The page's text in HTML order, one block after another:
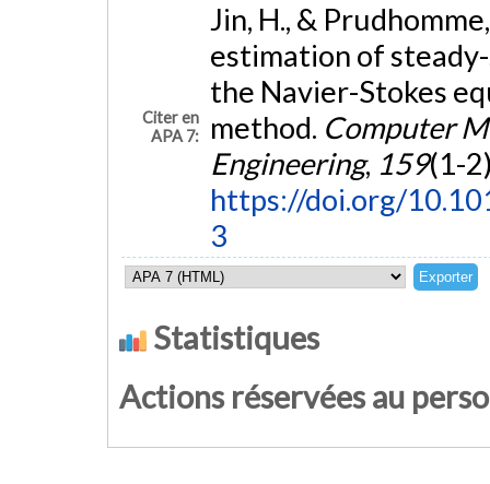
Citer en
APA 7:
Jin, H., &
estimation of
the Navier-Stokes
method. Computer
Engineering, 159(1-
https://doi.org/
3
Statistiques
Actions réservées au